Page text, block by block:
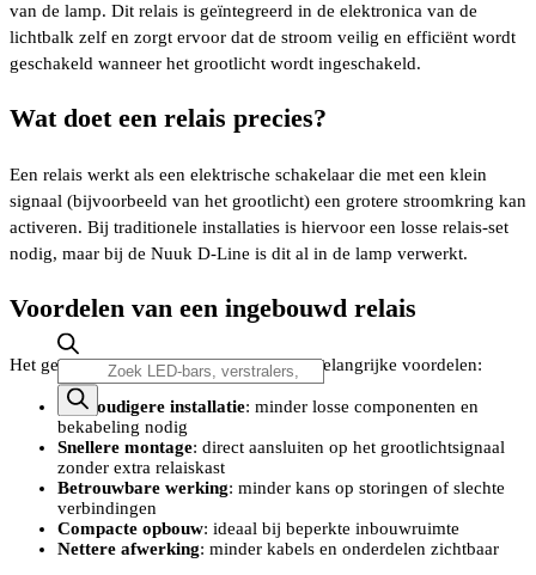
Producten
zoeken
van de lamp. Dit relais is geïntegreerd in de elektronica van de
lichtbalk zelf en zorgt ervoor dat de stroom veilig en efficiënt wordt
geschakeld wanneer het grootlicht wordt ingeschakeld.
Wat doet een relais precies?
Een relais werkt als een elektrische schakelaar die met een klein
signaal (bijvoorbeeld van het grootlicht) een grotere stroomkring kan
activeren. Bij traditionele installaties is hiervoor een losse relais-set
nodig, maar bij de Nuuk D-Line is dit al in de lamp verwerkt.
Voordelen van een ingebouwd relais
Het geïntegreerde relais biedt een aantal belangrijke voordelen:
Eenvoudigere installatie: minder losse componenten en
bekabeling nodig
Snellere montage: direct aansluiten op het grootlichtsignaal
zonder extra relaiskast
Betrouwbare werking: minder kans op storingen of slechte
verbindingen
Compacte opbouw: ideaal bij beperkte inbouwruimte
Nettere afwerking: minder kabels en onderdelen zichtbaar